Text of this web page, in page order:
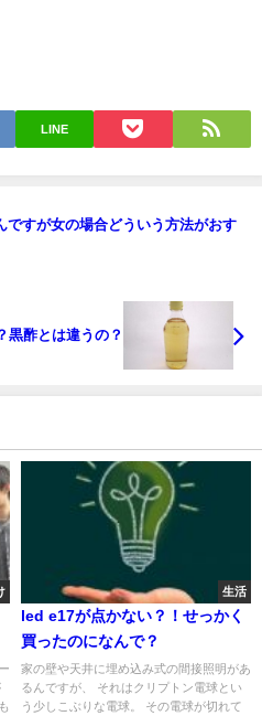
LINE
ですが女の場合どういう方法がおす
黒酢とは違うの？
生活
led e17が点かない？！せっかく
買ったのになんで？
家の壁や天井に埋め込み式の間接照明があ
るんですが、 それはクリプトン電球とい
う少しこぶりな電球。 その電球が切れて